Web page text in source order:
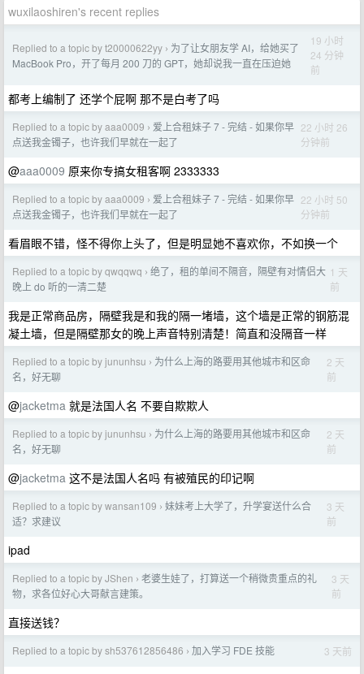
wuxilaoshiren's recent replies
Replied to a topic by t20000622yy › 为了让女朋友学 AI，给她买了
MacBook Pro，开了每月 200 刀的 GPT，她却说我一直在压迫她
19 小时
24 分钟
前
都考上编制了 还学个屁啊 那不是白考了吗
Replied to a topic by aaa0009 › 爱上合租妹子 7 - 完结 - 如果你早
点送我金镯子，也许我们早就在一起了
22 小时 26
分钟前
@aaa0009 原来你专搞女租客啊 2333333
Replied to a topic by aaa0009 › 爱上合租妹子 7 - 完结 - 如果你早
点送我金镯子，也许我们早就在一起了
22 小时 50
分钟前
看眉眼不错，怪不得你上头了，但是明显她不喜欢你，不如换一个
Replied to a topic by qwqqwq › 绝了，租的单间不隔音，隔壁有对情侣大
晚上 do 听的一清二楚
1 天
前
我是正常商品房，隔壁我是和我的隔一堵墙，这个墙是正常的钢筋混
凝土墙，但是隔壁那女的晚上声音特别清楚！简直和没隔音一样
Replied to a topic by jununhsu › 为什么上海的路要用其他城市和区命
名，好无聊
2 天
前
@jacketma 就是法国人名 不要自欺欺人
Replied to a topic by jununhsu › 为什么上海的路要用其他城市和区命
名，好无聊
2 天
前
@jacketma 这不是法国人名吗 有被殖民的印记啊
Replied to a topic by wansan109 › 妹妹考上大学了，升学宴送什么合
适？求建议
3 天
前
ipad
Replied to a topic by JShen › 老婆生娃了，打算送一个稍微贵重点的礼
物，求各位好心大哥献言建策。
3 天
前
直接送钱？
Replied to a topic by sh537612856486 › 加入学习 FDE 技能 3 天前